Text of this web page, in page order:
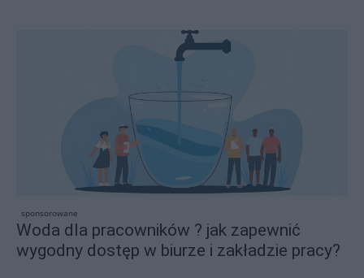
sponsorowane
Woda dla pracowników ? jak zapewnić
wygodny dostęp w biurze i zakładzie pracy?